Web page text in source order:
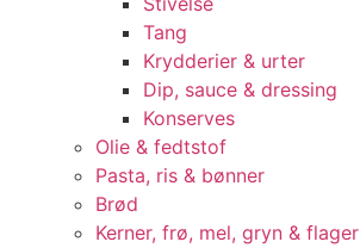
Tang
Krydderier & urter
Dip, sauce & dressing
Konserves
Olie & fedtstof
Pasta, ris & bønner
Brød
Kerner, frø, mel, gryn & flager